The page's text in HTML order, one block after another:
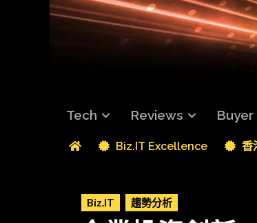
Tech Reviews Buyer
Biz.IT Excellence 香
Biz.IT 趨勢分析